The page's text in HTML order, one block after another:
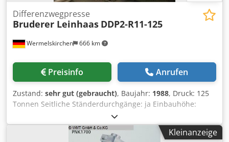
Wermelskirchen 666 km
Differenzwegpresse
Bruderer Leinhaas DDP2-R11-125
Preisinfo Anrufen
Zustand: sehr gut (gebraucht), Baujahr: 1988, Druck: 125
Tonnen Seitliche Ständerdurchgänge: ja Einbauhöhe:
380mm Tischfläche: 1100x700mm Stößelfläche:
700x350mm Hub: 01-120mm Hübe pro Minute max.:ca. 70
Kraftbedarf: 22kW Gewicht: 8500kg Dcjdpedvb Tfsfx Ab Ujk
Kleinanzeige